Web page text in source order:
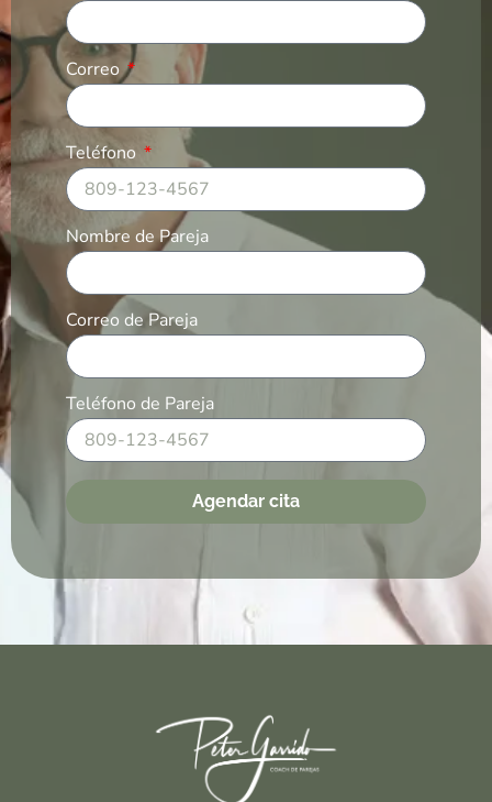
Correo
Teléfono
Nombre de Pareja
Correo de Pareja
Teléfono de Pareja
Agendar cita